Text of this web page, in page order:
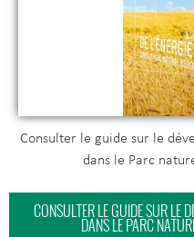
Consulter le guide sur le
dans le Parc
CONSULTER LE GUIDE SUR LE
DANS LE PARC